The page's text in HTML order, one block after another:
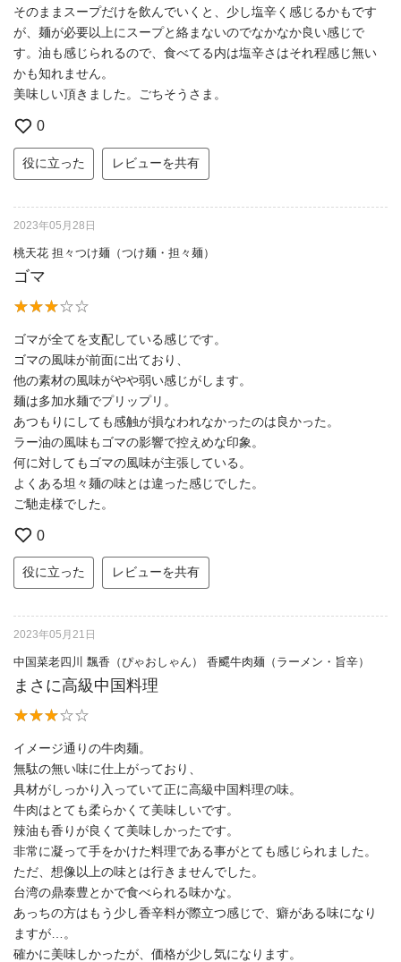
そのままスープだけを飲んでいくと、少し塩辛く感じるかもです
が、麺が必要以上にスープと絡まないのでなかなか良い感じで
す。油も感じられるので、食べてる内は塩辛さはそれ程感じ無い
かも知れません。
美味しい頂きました。ごちそうさま。
0
役に立った レビューを共有
2023年05月28日
桃天花 担々つけ麺（つけ麺・担々麺）
ゴマ
ゴマが全てを支配している感じです。
ゴマの風味が前面に出ており、
他の素材の風味がやや弱い感じがします。
麺は多加水麺でプリップリ。
あつもりにしても感触が損なわれなかったのは良かった。
ラー油の風味もゴマの影響で控えめな印象。
何に対してもゴマの風味が主張している。
よくある坦々麺の味とは違った感じでした。
ご馳走様でした。
0
役に立った レビューを共有
2023年05月21日
中国菜老四川 飄香（ぴゃおしゃん） 香飃牛肉麺（ラーメン・旨辛）
まさに高級中国料理
イメージ通りの牛肉麺。
無駄の無い味に仕上がっており、
具材がしっかり入っていて正に高級中国料理の味。
牛肉はとても柔らかくて美味しいです。
辣油も香りが良くて美味しかったです。
非常に凝って手をかけた料理である事がとても感じられました。
ただ、想像以上の味とは行きませんでした。
台湾の鼎泰豊とかで食べられる味かな。
あっちの方はもう少し香辛料が際立つ感じで、癖がある味になり
ますが…。
確かに美味しかったが、価格が少し気になります。